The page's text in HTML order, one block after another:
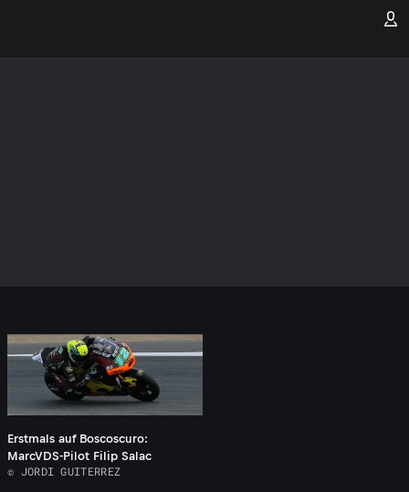
Erstmals auf Boscoscuro:
MarcVDS-Pilot Filip Salac
© JORDI GUITERREZ